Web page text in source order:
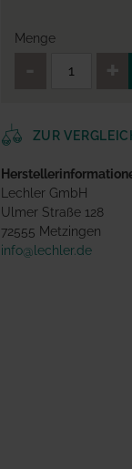
Menge
ZUR
Lechler GmbH
Ulmer Straße 128
72555 Metzingen
info@lechler.de